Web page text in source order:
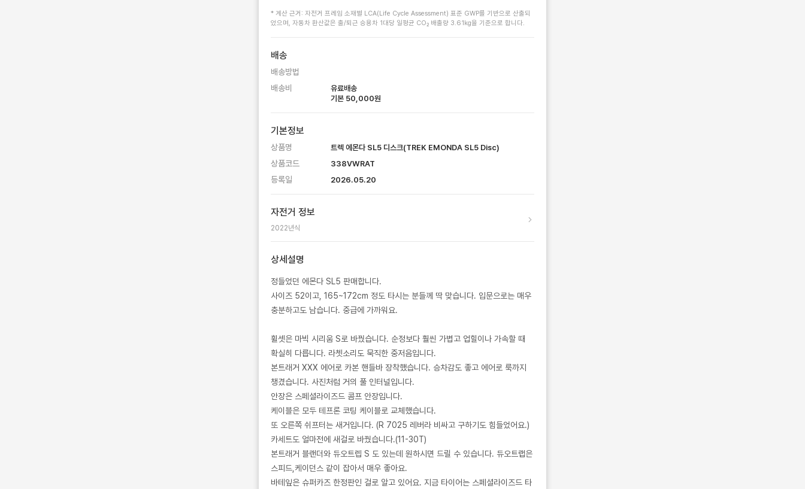
* 계산 근거: 자전거 프레임 소재별 LCA(Life Cycle Assessment) 표준 GWP를 기반으로 산출되
었으며, 자동차 환산값은 출/퇴근 승용차 1대당 일평균 CO₂ 배출량 3.61kg을 기준으로 합니다.
배송
배송방법
배송비
유료배송
기본 50,000원
기본정보
상품명 트렉 에몬다 SL5 디스크(TREK EMONDA SL5 Disc)
상품코드 338VWRAT
등록일 2026.05.20
자전거 정보
2022년식
상세설명
정들었던 에몬다 SL5 판매합니다.
사이즈 52이고, 165~172cm 정도 타시는 분들께 딱 맞습니다. 입문으로는 매우
충분하고도 남습니다. 중급에 가까워요.
휠셋은 마빅 시리움 S로 바꿨습니다. 순정보다 훨씬 가볍고 업힐이나 가속할 때
확실히 다릅니다. 라쳇소리도 묵직한 중저음입니다.
본트래거 XXX 에어로 카본 핸들바 장착했습니다. 승차감도 좋고 에어로 룩까지
챙겼습니다. 사진처럼 거의 풀 인터널입니다.
안장은 스페셜라이즈드 콤프 안장입니다.
케이블은 모두 테프론 코팅 케이블로 교체했습니다.
또 오른쪽 쉬프터는 새거입니다. (R 7025 레버라 비싸고 구하기도 힘들었어요.)
카세트도 얼마전에 새걸로 바꿨습니다.(11-30T)
본트래거 블랜더와 듀오트렙 S 도 있는데 원하시면 드릴 수 있습니다. 듀오트랩은
스피드,케이던스 같이 잡아서 매우 좋아요.
바테잎은 슈퍼카즈 한정판인 걸로 알고 있어요. 지금 타이어는 스페셜라이즈드 타